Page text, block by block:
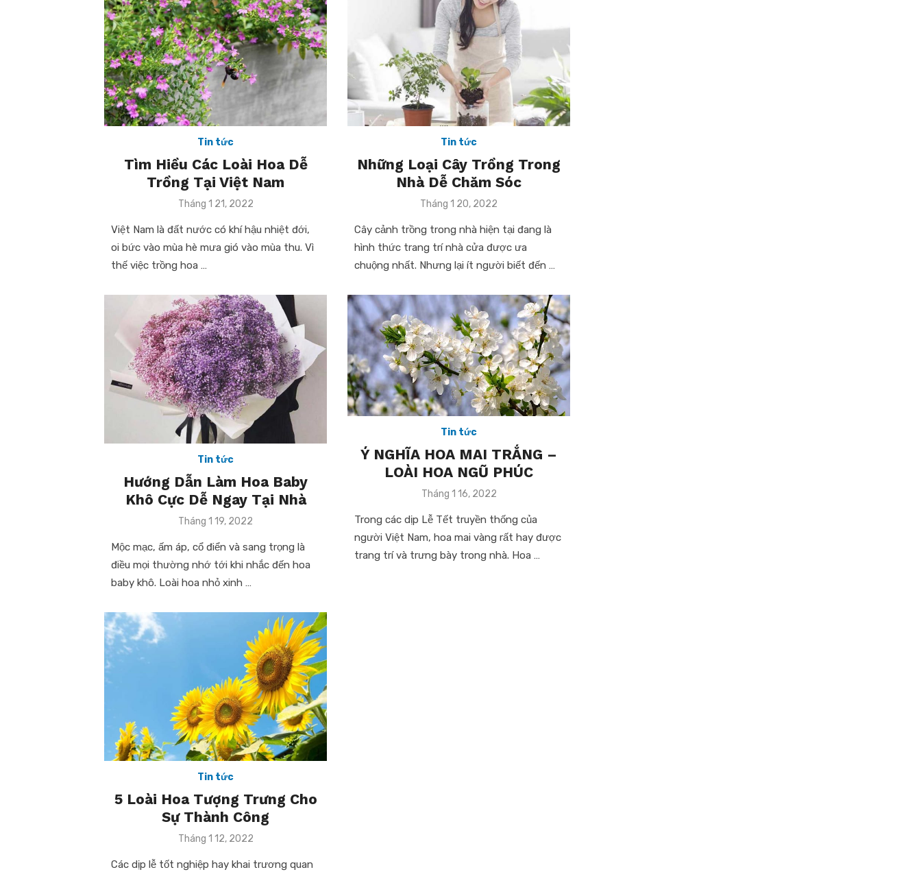
Tin tức
Tìm Hiều Các Loài Hoa Dễ
Trồng Tại Việt Nam
Posted
Tháng 1 21, 2022
Việt Nam là đất nước có khí hậu nhiệt đới,
oi bức vào mùa hè mưa gió vào mùa thu. Vì
thế việc trồng hoa …
Tin tức
Những Loại Cây Trồng Trong
Nhà Dễ Chăm Sóc
Posted
Tháng 1 20, 2022
Cây cảnh trồng trong nhà hiện tại đang là
hình thức trang trí nhà cửa được ưa
chuộng nhất. Nhưng lại ít người biết đến …
Tin tức
Hướng Dẫn Làm Hoa Baby
Khô Cực Dễ Ngay Tại Nhà
Posted
Tháng 1 19, 2022
Mộc mạc, ấm áp, cổ điển và sang trọng là
điều mọi thường nhớ tới khi nhắc đến hoa
baby khô. Loài hoa nhỏ xinh …
Tin tức
Ý NGHĨA HOA MAI TRẮNG –
LOÀI HOA NGŨ PHÚC
Posted
Tháng 1 16, 2022
Trong các dịp Lễ Tết truyền thống của
người Việt Nam, hoa mai vàng rất hay được
trang trí và trưng bày trong nhà. Hoa …
Tin tức
5 Loài Hoa Tượng Trưng Cho
Sự Thành Công
Posted
Tháng 1 12, 2022
Các dịp lễ tốt nghiệp hay khai trương quan